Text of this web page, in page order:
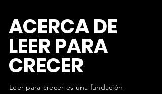
ACERCA DE
LEER PARA
CRECER
Leer para crecer es una fundación